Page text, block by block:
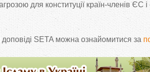
для конституції країн-членів ЄС і
SETA можна ознайомитися за